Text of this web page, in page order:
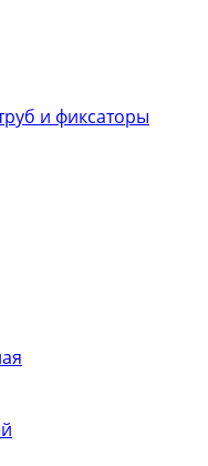
и фиксаторы